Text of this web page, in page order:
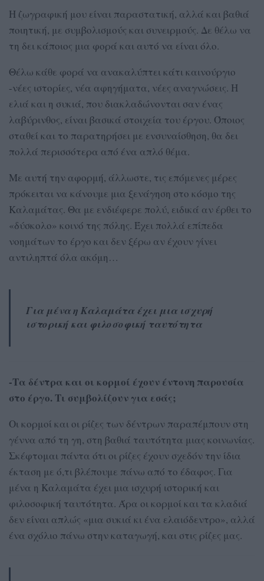
Η ζωγραφική μου είναι παραστατική, αλλά και βαθιά
ποιητική, με συμβολισμούς και συνειρμούς. Δε θέλω να
τη δει κάποιος μια φορά και αυτό να είναι όλο.
Θέλω κάθε φορά να ανακαλύπτει κάτι καινούργιο
-νέες ιστορίες, νέα αφηγήματα, νέες αναγνώσεις. Η
ελιά και η συκιά, που διακλαδώνονται σαν ένας
λαβύρινθος, είναι βασικά στοιχεία του έργου. Όποιος
σταθεί και το παρατηρήσει με ενσυναίσθηση, θα δει
πολλά περισσότερα από ένα απλό θέμα.
Με αυτή την αφορμή, άλλωστε, τις επόμενες μέρες
πρόκειται να κάνουμε μια ξενάγηση στο κόσμο της
Καλαμάτας. Θα με ενδιέφερε πολύ, ειδικά αν έρθει το
«δύσκολο» κοινό της πόλης. Έχει πολλά επίπεδα
νοημάτων το έργο και δεν ξέρω αν έχουν γίνει
αντιληπτά όλα ακόμη…
Για μένα η Καλαμάτα έχει μια ισχυρή
ιστορική και φιλοσοφική ταυτότητα
-Τα δέντρα και οι κορμοί έχουν έντονη παρουσία
στο έργο. Τι συμβολίζουν για εσάς;
Οι κορμοί και οι ρίζες των δέντρων παραπέμπουν στη
γέννα από τη γη, στη βαθιά ταυτότητα μιας κοινωνίας.
Σκέφτομαι πάντα ότι οι ρίζες έχουν σχεδόν την ίδια
έκταση με ό,τι βλέπουμε πάνω από το έδαφος. Για
μένα η Καλαμάτα έχει μια ισχυρή ιστορική και
φιλοσοφική ταυτότητα. Άρα οι κορμοί και τα κλαδιά
δεν είναι απλώς «μια συκιά κι ένα ελαιόδεντρο», αλλά
ένα σχόλιο πάνω στην καταγωγή, και στις ρίζες μας.